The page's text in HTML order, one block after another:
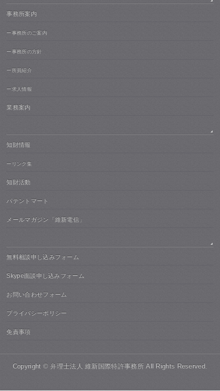
事務所案内
ー事務所のご案内
ー事務所の方針
ー所員紹介
ー求人情報
業務案内
知財情報
ーリンク集
知財活動
パテントマート
メールマガジン「維新電信」
無料相談申し込みフォーム
Skype面談申し込みフォーム
お問い合わせフォーム
プライバシーポリシー
免責事項
Copyright ©弁理士法人 維新国際特許事務所All Rights Reserved.